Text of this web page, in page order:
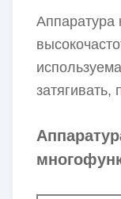
Аппаратура
затягивать,